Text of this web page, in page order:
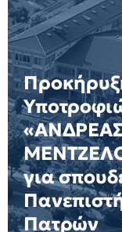
για
Πατρών